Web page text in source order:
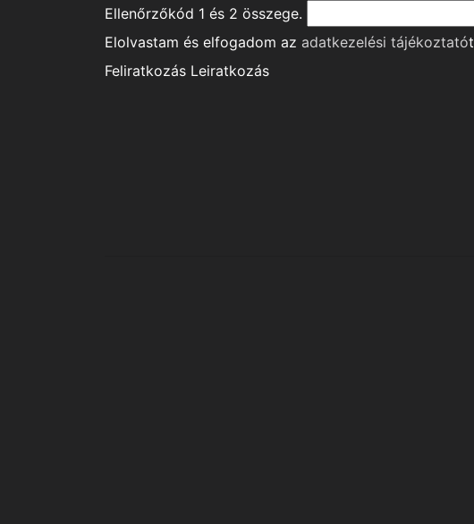
Ellenőrzőkód 1 és 2 összege.
Elolvastam és elfogadom az adatkezelési tájékoztatót
Feliratkozás Leiratkozás